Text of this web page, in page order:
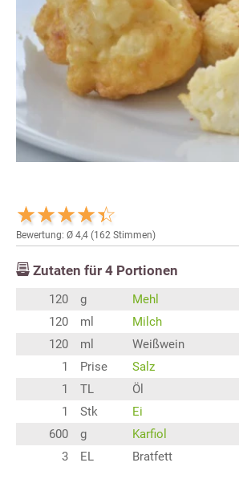
Bewertung: Ø 4,4 (162 Stimmen)
Zutaten für 4 Portionen
120 g
Mehl
120
ml
Milch
120
ml
Weißwein
1
Prise
Salz
1
TL
Öl
1
Stk
Ei
600
g
Karfiol
3
EL Bratfett